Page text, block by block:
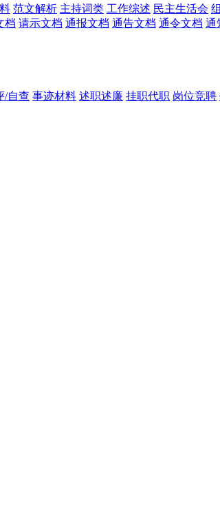
范文解析 主持词类 工作综述 民主生活会
档 请示文档 通报文档 通告文档 通令文档 通
/自查 事迹材料 述职述廉 挂职代职 岗位竞聘